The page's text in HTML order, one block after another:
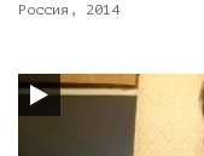
Россия, 2014